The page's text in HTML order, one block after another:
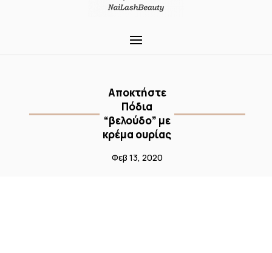
Αποκτήστε
Πόδια
“βελούδο” με
κρέμα ουρίας
Φεβ 13, 2020